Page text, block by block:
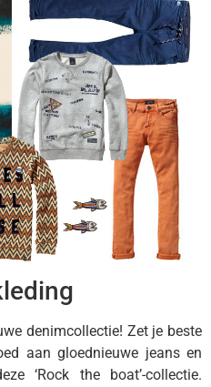
denimcollectie! Zet je beste
aan gloednieuwe jeans en
‘Rock the boat’-collectie.